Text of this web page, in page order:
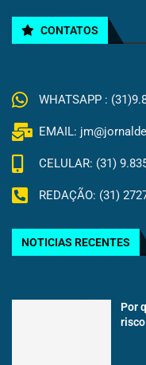
CONTATOS
WHATSAPP :
EMAIL:
CELULAR: (31)
REDAÇÃO: (31)
NOTICIAS RECENTES
Por